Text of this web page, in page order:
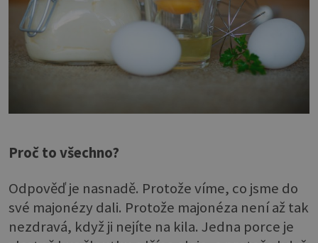
Proč to všechno?
Odpověď je nasnadě. Protože víme, co jsme do
své majonézy dali. Protože majonéza není až tak
nezdravá, když ji nejíte na kila. Jedna porce je